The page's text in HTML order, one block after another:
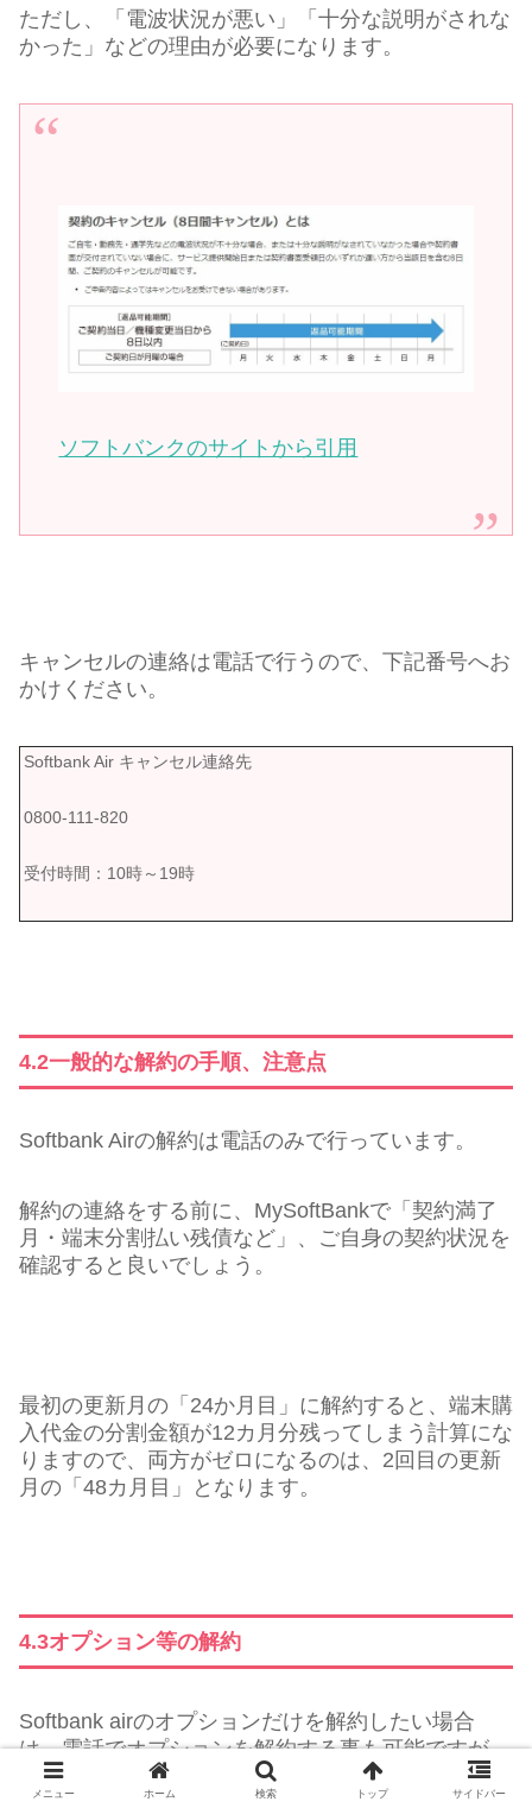
ただし、「電波状況が悪い」「十分な説明がされな
かった」などの理由が必要になります。
ソフトバンクのサイトから引用
キャンセルの連絡は電話で行うので、下記番号へお
かけください。
Softbank Air キャンセル連絡先
0800-111-820
受付時間：10時～19時
4.2一般的な解約の手順、注意点
Softbank Airの解約は電話のみで行っています。
解約の連絡をする前に、MySoftBankで「契約満了
月・端末分割払い残債など」、ご自身の契約状況を
確認すると良いでしょう。
最初の更新月の「24か月目」に解約すると、端末購
入代金の分割金額が12カ月分残ってしまう計算にな
りますので、両方がゼロになるのは、2回目の更新
月の「48カ月目」となります。
4.3オプション等の解約
Softbank airのオプションだけを解約したい場合
は、電話でオプションを解約する事も可能ですが、
MySoftBankからオンラインで行う方が便利です。
メニュー ホーム 検索 トップ サイドバー